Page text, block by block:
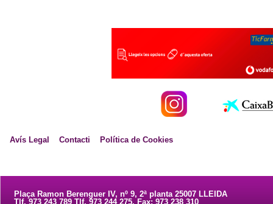
Avís Legal Contacti Política de Cookies
Plaça Ramon Berenguer IV, nº 9, 2ª planta 25007 LLEIDA
Tlf. 973 243 789 Tlf. 973 244 275. Fax: 973 238 310